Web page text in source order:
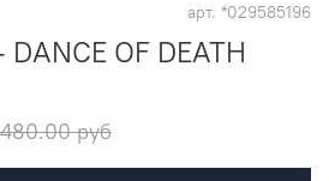
арт. *029585196
OF DEATH
руб